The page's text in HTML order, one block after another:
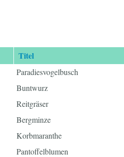
Titel
Paradiesvogelbusch
Buntwurz
Reitgräser
Bergminze
Korbmaranthe
Pantoffelblumen